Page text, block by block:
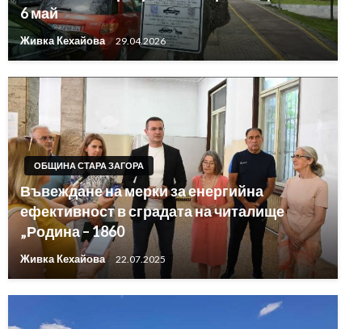
6 май
Живка Кехайова 29.04.2026
ОБЩИНА СТАРА ЗАГОРА
Въвеждане на мерки за енергийна
ефективност в сградата на читалище
„Родина – 1860
Живка Кехайова 22.07.2025